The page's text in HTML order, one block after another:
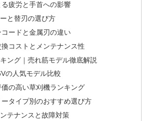
疲労と手首への影響
と替刃の選び方
ードと金属刃の違い
コストとメンテナンス性
ング｜売れ筋モデル徹底解説
の人気モデル比較
価の高い草刈機ランキング
タイプ別のおすすめ選び方
テナンスと故障対策